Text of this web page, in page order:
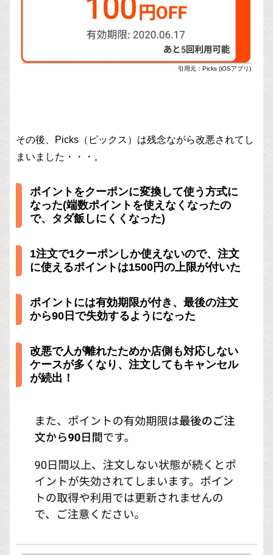
引用元：Picks (iOSアプリ)
その後、Picks（ピックス）は残念ながら改悪されてし
まいました・・・。
ポイントをクーポンに変換して使う方式に
なった(端数ポイントを使えなくなったの
で、タダ飯しにくくなった)
1注文で1クーポンしか使えないので、注文
に使えるポイントは1500円の上限が付いた
ポイントには有効期限が付き、最後の注文
から90日で失効するようになった
改悪で人が離れたためか店側も対応しない
ケースが多くなり、注文してもキャンセル
が続出！